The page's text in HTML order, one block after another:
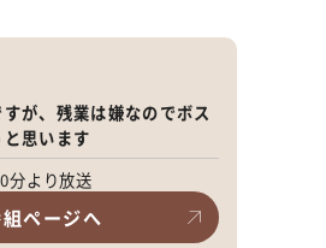
が、残業は嫌なのでボス
思います
分より放送
ページへ